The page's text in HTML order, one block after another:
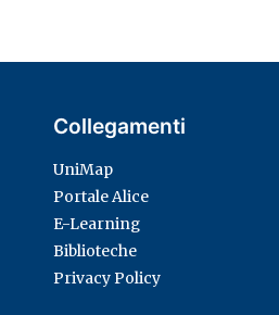
Collegamenti
UniMap
Portale Alice
E-Learning
Biblioteche
Privacy Policy